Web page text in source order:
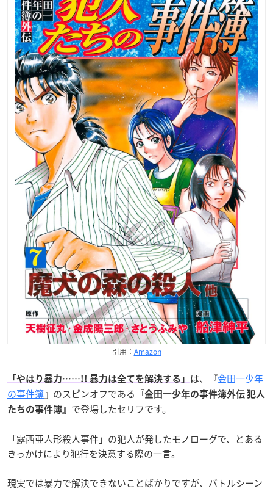
引用： Amazon
「やはり暴力……!! 暴力は全てを解決する」 は、『金田一少年
の事件簿』のスピンオフである
『金田一少年の事件簿外伝 犯人
たちの事件簿』 で登場したセリフです。
「露西亜人形殺人事件」の犯人が発したモノローグで、とある
きっかけにより犯行を決意する際の一言。
現実では暴力で解決できないことばかりですが、バトルシーン